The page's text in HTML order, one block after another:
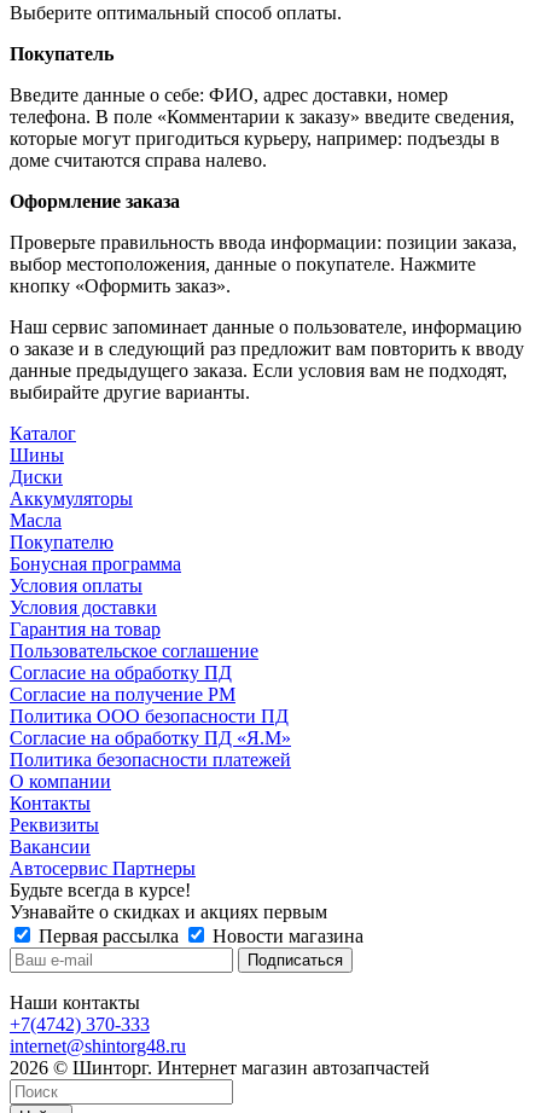
Выберите оптимальный способ оплаты.
Покупатель
Введите данные о себе: ФИО, адрес доставки, номер
телефона. В поле «Комментарии к заказу» введите сведения,
которые могут пригодиться курьеру, например: подъезды в
доме считаются справа налево.
Оформление заказа
Проверьте правильность ввода информации: позиции заказа,
выбор местоположения, данные о покупателе. Нажмите
кнопку «Оформить заказ».
Наш сервис запоминает данные о пользователе, информацию
о заказе и в следующий раз предложит вам повторить к вводу
данные предыдущего заказа. Если условия вам не подходят,
выбирайте другие варианты.
Каталог
Шины
Диски
Аккумуляторы
Масла
Покупателю
Бонусная программа
Условия оплаты
Условия доставки
Гарантия на товар
Пользовательское соглашение
Согласие на обработку ПД
Согласие на получение РМ
Политика ООО безопасности ПД
Согласие на обработку ПД «Я.М»
Политика безопасности платежей
О компании
Контакты
Реквизиты
Вакансии
Автосервис Партнеры
Будьте всегда в курсе!
Узнавайте о скидках и акциях первым
Первая рассылка
Новости магазина
Наши контакты
+7(4742) 370-333
internet@shintorg48.ru
2026 © Шинторг. Интернет магазин автозапчастей